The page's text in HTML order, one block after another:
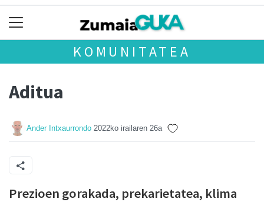
KOMUNITATEA
Aditua
Ander Intxaurrondo 2022ko irailaren 26a
Prezioen gorakada, prekarietatea, klima